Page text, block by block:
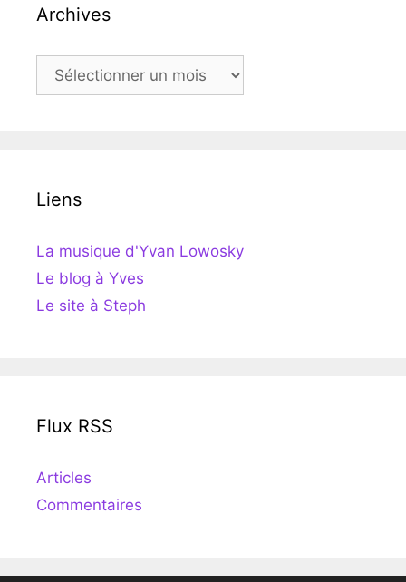
Archives
Archives
Liens
La musique d'Yvan Lowosky
Le blog à Yves
Le site à Steph
Flux RSS
Articles
Commentaires